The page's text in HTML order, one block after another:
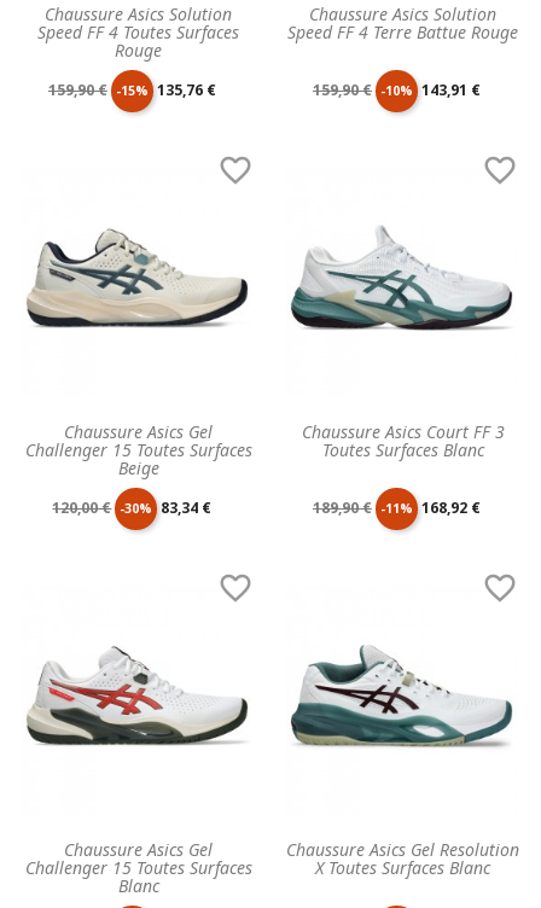
Chaussure Asics Solution
Speed FF 4 Toutes Surfaces
Rouge
Prix
159,90 € -15% Prix
135,76 €
Chaussure Asics Solution
Speed FF 4 Terre Battue Rouge
Prix
159,90 € -10% Prix
143,91 €
Chaussure Asics Gel
Challenger 15 Toutes Surfaces
Beige

Prix
120,00 € -30% Prix
83,34 €
Chaussure Asics Court FF 3
Toutes Surfaces Blanc

Prix
189,90 € -11% Prix
168,92 €
Chaussure Asics Gel
Challenger 15 Toutes Surfaces
Blanc

Chaussure Asics Gel Resolution
X Toutes Surfaces Blanc
